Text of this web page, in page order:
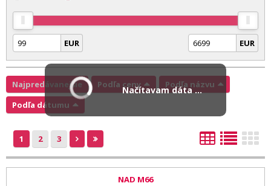
EUR EUR
Najpredávanejšie Podľa ceny
Podľa názvu
Podľa dátumu
1 2 3
NAD M66
Načítavam dáta ...